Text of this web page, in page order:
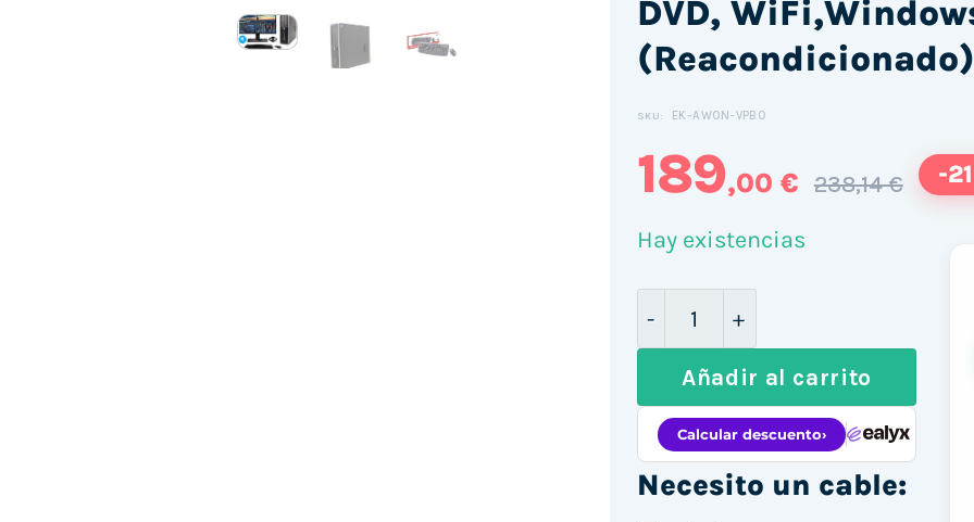
DVD,
(Reacondicionado)
SKU: EK-AWON-VPB0
189,00 € 238,14 € -
Hay existencias
Añadir al carrito
Necesito un cable: